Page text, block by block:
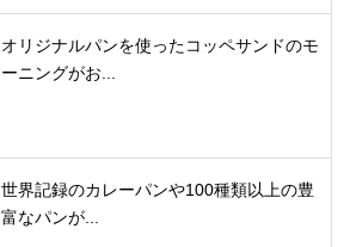
オリジナルパンを使ったコッペサンドのモ
ーニングがお...
世界記録のカレーパンや100種類以上の豊
富なパンが...